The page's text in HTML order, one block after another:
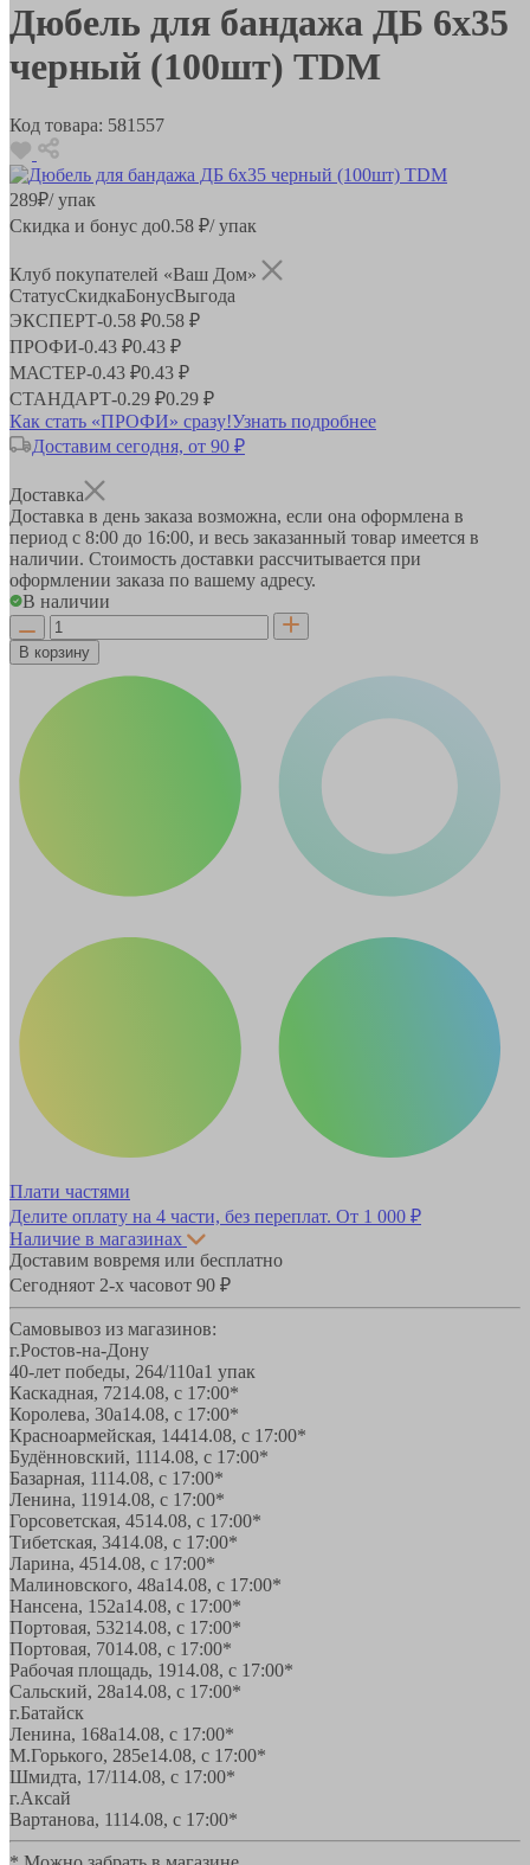
Дюбель для бандажа ДБ 6х35
черный (100шт) TDM
Код товара: 581557
289₽/ упак
Скидка и бонус до0.58 ₽/ упак
Клуб покупателей «Ваш Дом»
СтатусСкидкаБонусВыгода
ЭКСПЕРТ-0.58 ₽0.58 ₽
ПРОФИ-0.43 ₽0.43 ₽
МАСТЕР-0.43 ₽0.43 ₽
СТАНДАРТ-0.29 ₽0.29 ₽
Как стать «ПРОФИ» сразу!Узнать подробнее
Доставим сегодня, от 90 ₽
Доставка
Доставка в день заказа возможна, если она оформлена в
период с 8:00 до 16:00, и весь заказанный товар имеется в
наличии. Стоимость доставки рассчитывается при
оформлении заказа по вашему адресу.
В наличии
В корзину
Плати частями
Делите оплату на 4 части, без переплат. От 1 000 ₽
Наличие в магазинах
Доставим вовремя или бесплатно
Сегодняот 2-х часовот 90 ₽
Самовывоз из магазинов:
г.Ростов-на-Дону
40-лет победы, 264/110а1 упак
Каскадная, 7214.08, с 17:00*
Королева, 30а14.08, с 17:00*
Красноармейская, 14414.08, с 17:00*
Будённовский, 1114.08, с 17:00*
Базарная, 1114.08, с 17:00*
Ленина, 11914.08, с 17:00*
Горсоветская, 4514.08, с 17:00*
Тибетская, 3414.08, с 17:00*
Ларина, 4514.08, с 17:00*
Малиновского, 48а14.08, с 17:00*
Нансена, 152а14.08, с 17:00*
Портовая, 53214.08, с 17:00*
Портовая, 7014.08, с 17:00*
Рабочая площадь, 1914.08, с 17:00*
Сальский, 28a14.08, с 17:00*
г.Батайск
Ленина, 168а14.08, с 17:00*
М.Горького, 285е14.08, с 17:00*
Шмидта, 17/114.08, с 17:00*
г.Аксай
Вартанова, 1114.08, с 17:00*